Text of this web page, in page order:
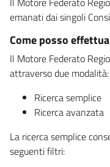
emanati dai singoli
Come posso
Il Motore Federato
attraverso due modalità:
Ricerca semplice
Ricerca avanzata
La ricerca semplice
seguenti filtri: